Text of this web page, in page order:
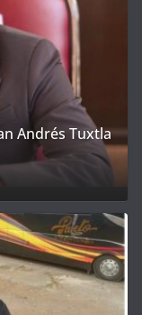
Andrés Tuxtla